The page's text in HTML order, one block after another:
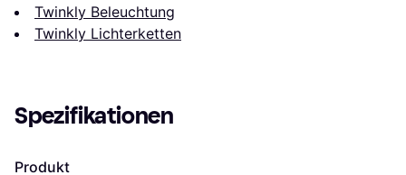
Twinkly Beleuchtung
Twinkly Lichterketten
Spezifikationen
Produkt